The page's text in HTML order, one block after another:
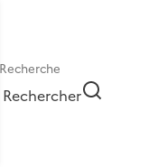
Rechercher